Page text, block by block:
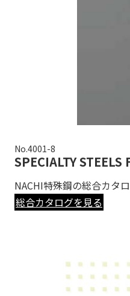
No.4001-8
SPECIALTY STEELS
NACHI特殊鋼の総合カタロ
総合カタログを見る